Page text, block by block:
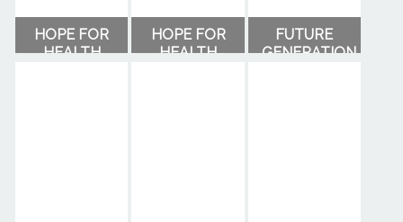
HOPE FOR
HEALTH
HOPE FOR
HEALTH
FUTURE
GENERATION